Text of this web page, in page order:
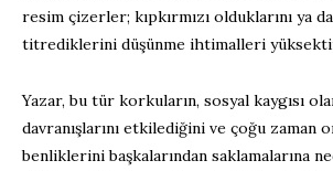
resim çizerler; kıpkırmızı olduklarını ya
titrediklerini düşünme ihtimalleri
Yazar, bu tür korkuların, sosyal kaygısı
davranışlarını etkilediğini ve çoğu zaman
benliklerini başkalarından saklamalarına